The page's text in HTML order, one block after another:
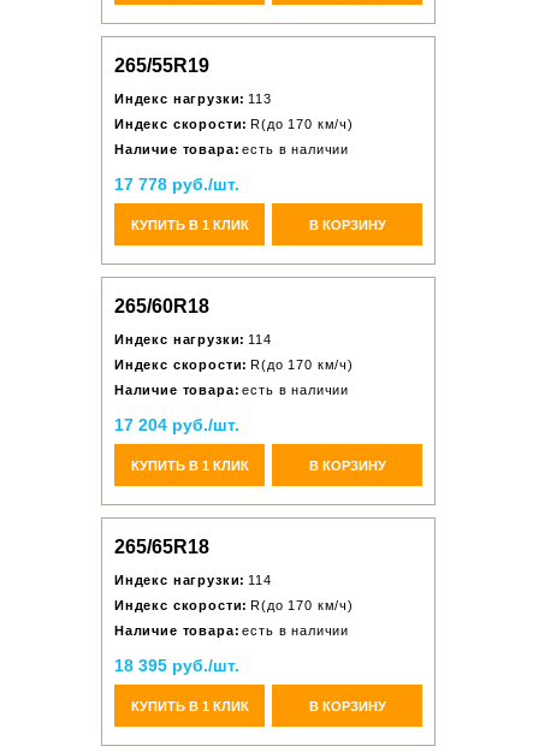
265/55R19
Индекс нагрузки: 113
Индекс скорости: R(до 170 км/ч)
Наличие товара: есть в наличии
17 778 руб./шт.
КУПИТЬ В 1 КЛИК В КОРЗИНУ
265/60R18
Индекс нагрузки: 114
Индекс скорости: R(до 170 км/ч)
Наличие товара: есть в наличии
17 204 руб./шт.
КУПИТЬ В 1 КЛИК В КОРЗИНУ
265/65R18
Индекс нагрузки: 114
Индекс скорости: R(до 170 км/ч)
Наличие товара: есть в наличии
18 395 руб./шт.
КУПИТЬ В 1 КЛИК В КОРЗИНУ